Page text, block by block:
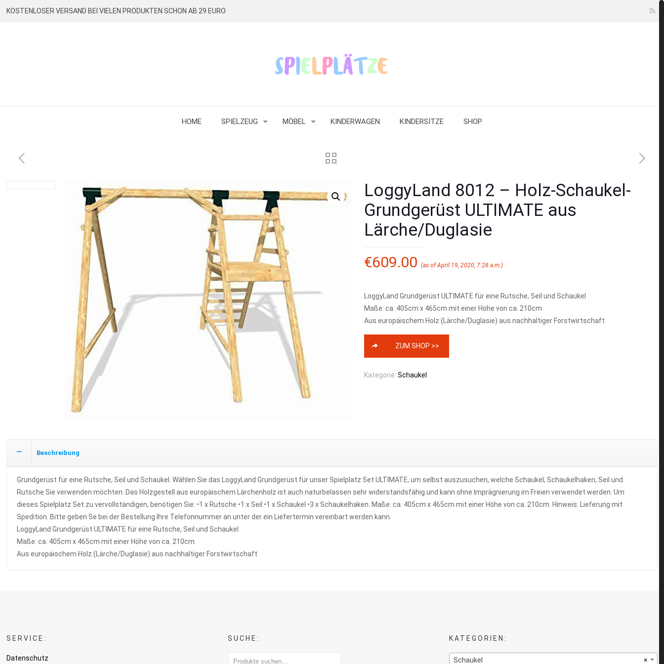
KOSTENLOSER VERSAND BEI VIELEN PRODUKTEN SCHON AB 29 EURO
HOME SPIELZEUG MÖBEL KINDERWAGEN KINDERSITZE SHOP
LoggyLand 8012 – Holz-Schaukel-
Grundgerüst ULTIMATE aus
Lärche/Duglasie
€609.00 (as of April 19, 2020, 7:28 a.m.)
LoggyLand Grundgerüst ULTIMATE für eine Rutsche, Seil und Schaukel
Maße: ca. 405cm x 465cm mit einer Höhe von ca. 210cm
Aus europäischem Holz (Lärche/Duglasie) aus nachhaltiger Forstwirtschaft
ZUM SHOP >>
Kategorie: Schaukel
Beschreibung
Grundgerüst für eine Rutsche, Seil und Schaukel. Wählen Sie das LoggyLand Grundgerüst für unser Spielplatz Set ULTIMATE, um selbst auszusuchen, welche Schaukel, Schaukelhaken, Seil und
Rutsche Sie verwenden möchten. Das Holzgestell aus europäischem Lärchenholz ist auch naturbelassen sehr widerstandsfähig und kann ohne Imprägnierung im Freien verwendet werden. Um
dieses Spielplatz Set zu vervollständigen, benötigen Sie: •1 x Rutsche •1 x Seil •1 x Schaukel •3 x Schaukelhaken. Maße: ca. 405cm x 465cm mit einer Höhe von ca. 210cm. Hinweis: Lieferung mit
Spedition. Bitte geben Se bei der Bestellung Ihre Telefonnummer an unter der ein Liefertermin vereinbart werden kann.
LoggyLand Grundgerüst ULTIMATE für eine Rutsche, Seil und Schaukel
Maße: ca. 405cm x 465cm mit einer Höhe von ca. 210cm
Aus europäischem Holz (Lärche/Duglasie) aus nachhaltiger Forstwirtschaft
SERVICE:
Datenschutz
SUCHE: KATEGORIEN:
×
Schaukel